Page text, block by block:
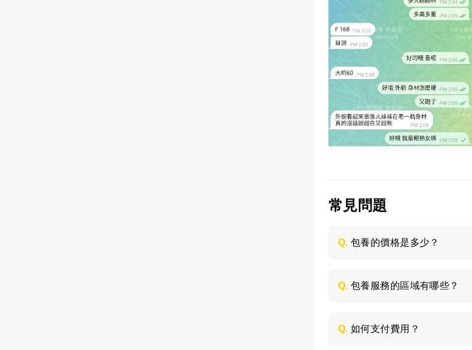
常見問題
Q. 包養的價格是多少？
Q. 包養服務的區域有哪些？
Q. 如何支付費用？